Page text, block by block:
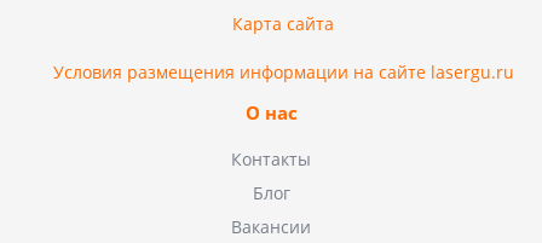
Карта сайта
Условия размещения информации на сайте lasergu.ru
О нас
Контакты
Блог
Вакансии